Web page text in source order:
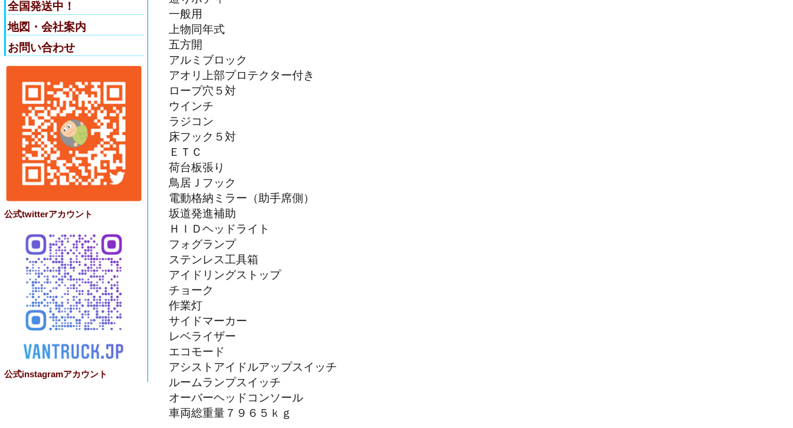
全国発送中！
地図・会社案内
お問い合わせ
公式twitterアカウント
公式instagramアカウント
一般用
上物同年式
五方開
アルミブロック
アオリ上部プロテクター付き
ロープ穴５対
ウインチ
ラジコン
床フック５対
ＥＴＣ
荷台板張り
鳥居Ｊフック
電動格納ミラー（助手席側）
坂道発進補助
ＨＩＤヘッドライト
フォグランプ
ステンレス工具箱
アイドリングストップ
チョーク
作業灯
サイドマーカー
レベライザー
エコモード
アシストアイドルアップスイッチ
ルームランプスイッチ
オーバーヘッドコンソール
車両総重量７９６５ｋｇ